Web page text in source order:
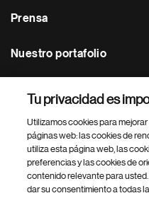
Prensa
Nuestro portafolio
Footer Site Search
Tu privacidad es
Utilizamos cookies para
páginas web: las cookies de
utiliza esta página web, las
preferencias y las cookies de
contenido relevante para
dar su consentimiento a todas